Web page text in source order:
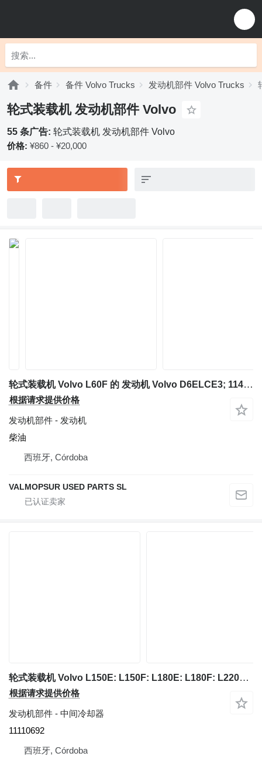
备件 备件 Volvo Trucks 发动机部件 Volvo Trucks
轮式装载机 发动机部件 Volvo
55 条广告: 轮式装载机 发动机部件 Volvo
价格: ¥860 - ¥20,000
轮式装载机 Volvo L60F 的 发动机 Volvo D6ELCE3; 11411086
根据请求提供价格
发动机部件 - 发动机
柴油
西班牙, Córdoba
VALMOPSUR USED PARTS SL
轮式装载机 Volvo L150E: L150F: L180E: L180F: L220E: L220F 的 中间冷却器 11110692
根据请求提供价格
发动机部件 - 中间冷却器
11110692
西班牙, Córdoba